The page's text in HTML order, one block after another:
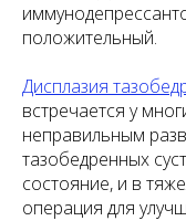
положительный.
Дисплазия
встречается у
неправильным
тазобедренных
состояние, и в
операция для